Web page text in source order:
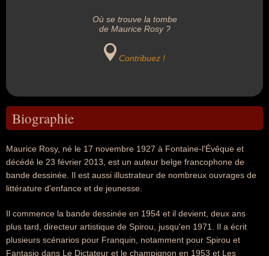
Où se trouve la tombe
de Maurice Rosy ?
Contribuez !
Biographie
Maurice Rosy, né le 17 novembre 1927 à Fontaine-l'Évêque et
décédé le 23 février 2013, est un auteur belge francophone de
bande dessinée. Il est aussi illustrateur de nombreux ouvrages de
littérature d'enfance et de jeunesse.
Il commence la bande dessinée en 1954 et il devient, deux ans
plus tard, directeur artistique de Spirou, jusqu'en 1971. Il a écrit
plusieurs scénarios pour Franquin, notamment pour Spirou et
Fantasio dans Le Dictateur et le champignon en 1953 et Les